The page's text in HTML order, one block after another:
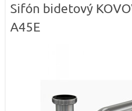
Sifón bidetový
A45E